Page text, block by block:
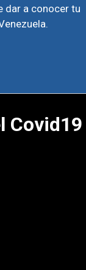
dar a conocer tu
Covid19